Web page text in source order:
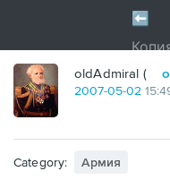
oldAdmiral (
2007-05-02
Category: Армия